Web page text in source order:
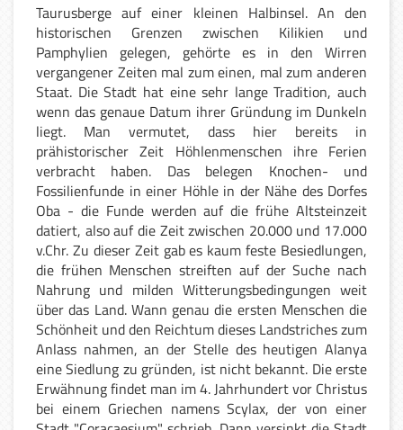
Taurusberge auf einer kleinen Halbinsel. An den
historischen Grenzen zwischen Kilikien und
Pamphylien gelegen, gehörte es in den Wirren
vergangener Zeiten mal zum einen, mal zum anderen
Staat. Die Stadt hat eine sehr lange Tradition, auch
wenn das genaue Datum ihrer Gründung im Dunkeln
liegt. Man vermutet, dass hier bereits in
prähistorischer Zeit Höhlenmenschen ihre Ferien
verbracht haben. Das belegen Knochen- und
Fossilienfunde in einer Höhle in der Nähe des Dorfes
Oba - die Funde werden auf die frühe Altsteinzeit
datiert, also auf die Zeit zwischen 20.000 und 17.000
v.Chr. Zu dieser Zeit gab es kaum feste Besiedlungen,
die frühen Menschen streiften auf der Suche nach
Nahrung und milden Witterungsbedingungen weit
über das Land. Wann genau die ersten Menschen die
Schönheit und den Reichtum dieses Landstriches zum
Anlass nahmen, an der Stelle des heutigen Alanya
eine Siedlung zu gründen, ist nicht bekannt. Die erste
Erwähnung findet man im 4. Jahrhundert vor Christus
bei einem Griechen namens Scylax, der von einer